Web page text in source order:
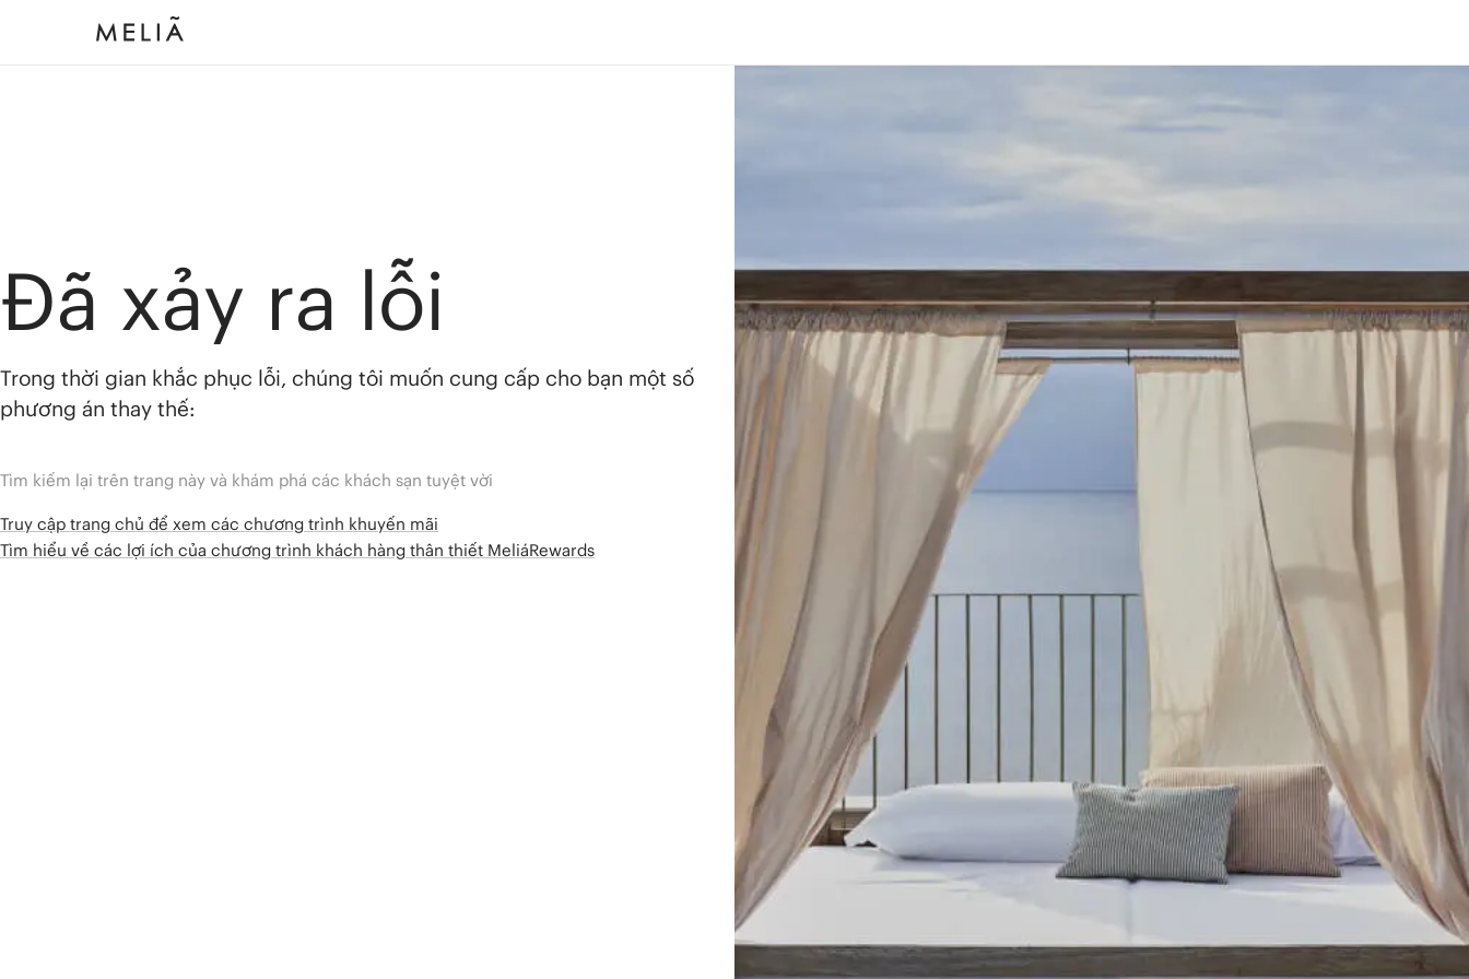
Đã xảy ra lỗi
Trong thời gian khắc phục lỗi, chúng tôi muốn cung cấp cho bạn một số
phương án thay thế:
Tìm kiếm lại trên trang này và khám phá các khách sạn tuyệt vời
Truy cập trang chủ để xem các chương trình khuyến mãi
Tìm hiểu về các lợi ích của chương trình khách hàng thân thiết MeliáRewards